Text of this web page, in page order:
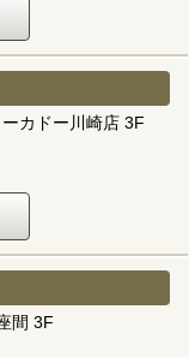
カドー川崎店 3F
間 3F